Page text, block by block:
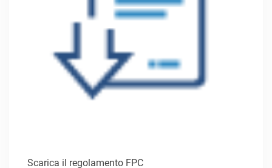
Scarica il regolamento FPC